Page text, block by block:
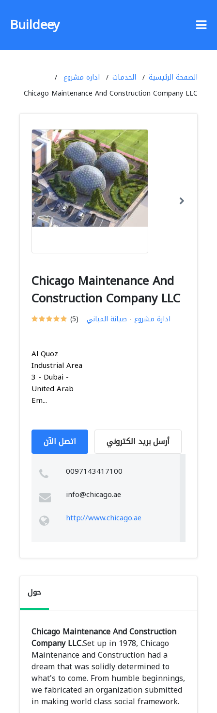
Buildeey
الصفحة الرئيسية الخدمات
ادارة مشروع
Chicago Maintenance And Construction Company LLC
Chicago Maintenance And
Construction Company LLC
(5) ادارة مشروع - صيانة المباني
Al Quoz
Industrial Area
3 - Dubai -
United Arab
Em...
اتصل الآن أرسل بريد الكتروني
0097143417100
info@chicago.ae
http://www.chicago.ae
حول
Chicago Maintenance And Construction
Company LLC.Set up in 1978, Chicago
Maintenance and Construction had a
dream that was solidly determined to
what's to come. From humble beginnings,
we fabricated an organization submitted
in making world class social framework.